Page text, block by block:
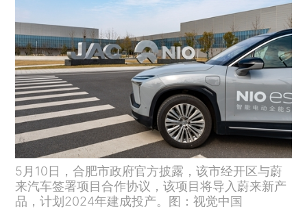
5月10日，合肥市政府官方披露，该市经开区与蔚
来汽车签署项目合作协议，该项目将导入蔚来新产
品，计划2024年建成投产。图：视觉中国